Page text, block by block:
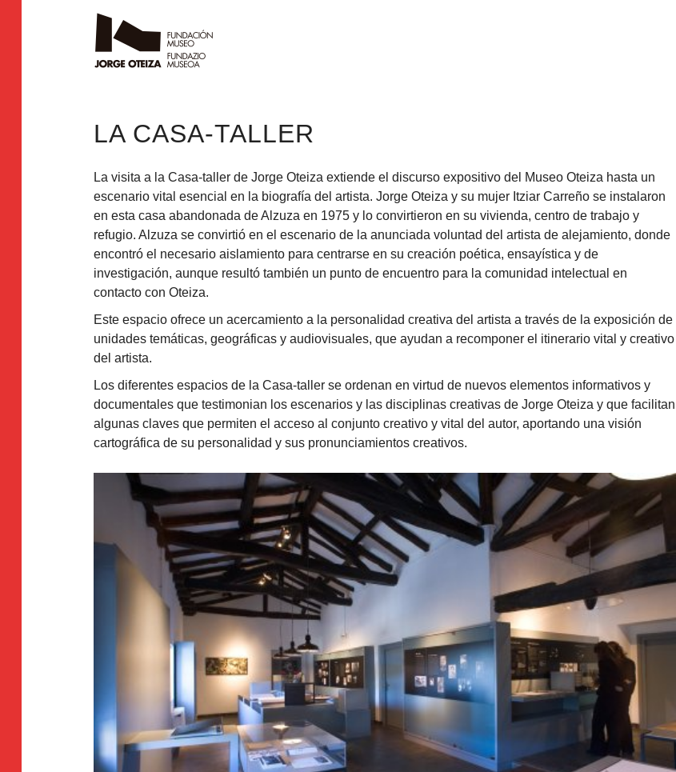
LA CASA-TALLER
La visita a la Casa-taller de Jorge Oteiza extiende el discurso expositivo del Museo Oteiza hasta un
escenario vital esencial en la biografía del artista. Jorge Oteiza y su mujer Itziar Carreño se instalaron
en esta casa abandonada de Alzuza en 1975 y lo convirtieron en su vivienda, centro de trabajo y
refugio. Alzuza se convirtió en el escenario de la anunciada voluntad del artista de alejamiento, donde
encontró el necesario aislamiento para centrarse en su creación poética, ensayística y de
investigación, aunque resultó también un punto de encuentro para la comunidad intelectual en
contacto con Oteiza.
Este espacio ofrece un acercamiento a la personalidad creativa del artista a través de la exposición de
unidades temáticas, geográficas y audiovisuales, que ayudan a recomponer el itinerario vital y creativo
del artista.
Los diferentes espacios de la Casa-taller se ordenan en virtud de nuevos elementos informativos y
documentales que testimonian los escenarios y las disciplinas creativas de Jorge Oteiza y que facilitan
algunas claves que permiten el acceso al conjunto creativo y vital del autor, aportando una visión
cartográfica de su personalidad y sus pronunciamientos creativos.